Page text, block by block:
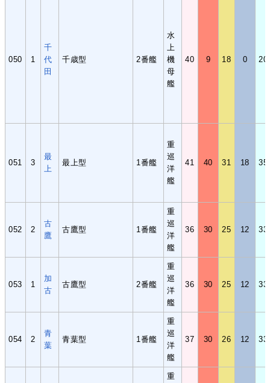
050 1
千
代
田
千歳型 2番艦
水
上
機
母
艦
40 9 18 0 20
051 3
最
上
最上型 1番艦
重
巡
洋
艦
41 40 31 18 35
052 2
古
鷹
古鷹型 1番艦
重
巡
洋
艦
36 30 25 12 33
053 1
加
古
古鷹型 2番艦
重
巡
洋
艦
36 30 25 12 33
054 2
青
葉
青葉型 1番艦
重
巡
洋
艦
37 30 26 12 33
重